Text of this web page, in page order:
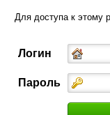
Для доступа к этому
Логин
Пароль